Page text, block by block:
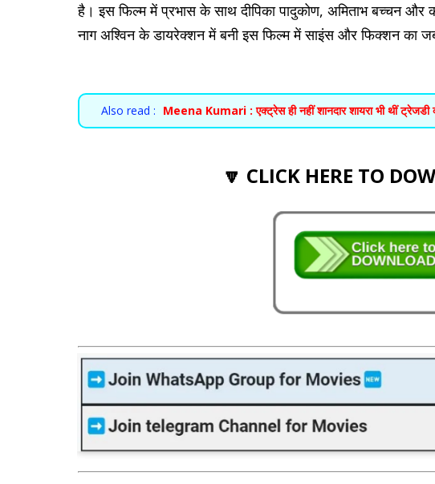
है। इस फिल्म में प्रभास के साथ दीपिका पादुकोण, अमिताभ बच्चन और
नाग अश्विन के डायरेक्शन में बनी इस फिल्म में साइंस और फिक्शन का
Also read : Meena Kumari : एक्ट्रेस ही नहीं शानदार शायरा भी थीं
🔽 CLICK HERE TO